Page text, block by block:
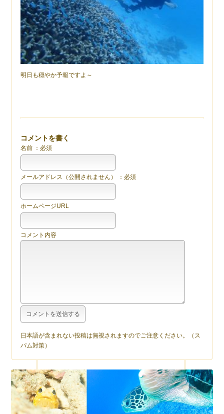
明日も穏やか予報ですよ～
コメントを書く
名前 ：必須
メールアドレス（公開されません） ：必須
ホームページURL
コメント内容
日本語が含まれない投稿は無視されますのでご注意ください。（ス
パム対策）